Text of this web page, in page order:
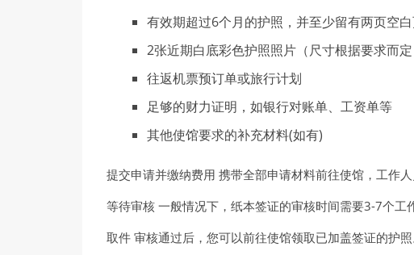
有效期超过6个月的护照，并至少留有两页空
2张近期白底彩色护照照片（尺寸根据要求而定
往返机票预订单或旅行计划
足够的财力证明，如银行对账单、工资单等
其他使馆要求的补充材料(如有)
提交申请并缴纳费用 携带全部申请材料前往使馆，工作
等待审核 一般情况下，纸本签证的审核时间需要3-7个工
取件 审核通过后，您可以前往使馆领取已加盖签证的护